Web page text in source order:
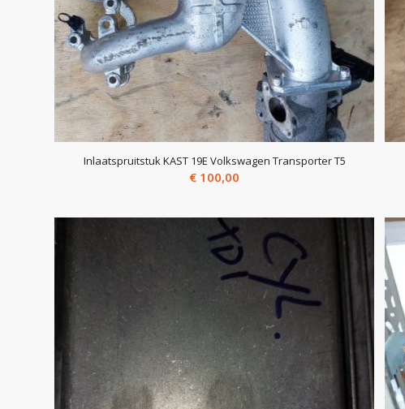
Inlaatspruitstuk KAST 19E Volkswagen Transporter T5
€ 100,00